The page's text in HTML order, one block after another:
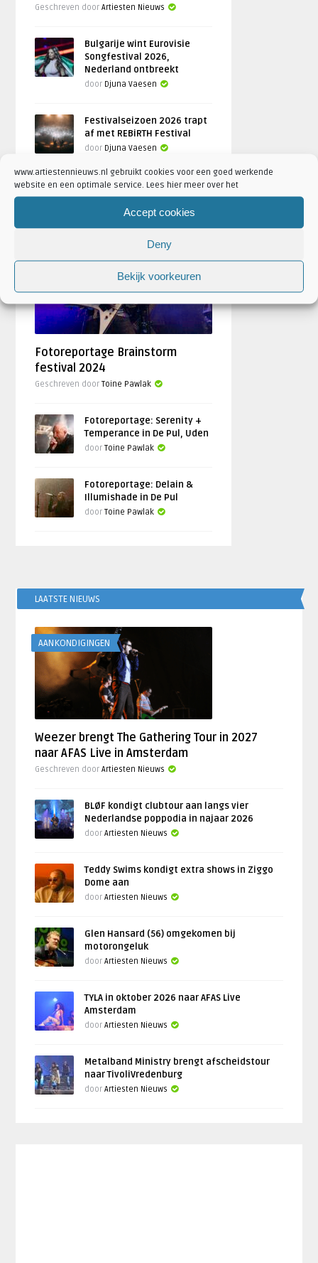
www.artiestennieuws.nl gebruikt cookies voor een goed werkende
website en een optimale service. Lees hier meer over het
Accept cookies
Deny
Bekijk voorkeuren
Geschreven doorArtiesten Nieuws
Bulgarije wint Eurovisie
Songfestival 2026,
Nederland ontbreekt
door Djuna Vaesen
Festivalseizoen 2026 trapt
af met REBiRTH Festival
door Djuna Vaesen
FEATURED
Fotoreportage Brainstorm
festival 2024
Geschreven doorToine Pawlak
Fotoreportage: Serenity +
Temperance in De Pul, Uden
doorToine Pawlak
Fotoreportage: Delain &
Illumishade in De Pul
doorToine Pawlak
LAATSTE NIEUWS
AANKONDIGINGEN
Weezer brengt The Gathering Tour in 2027
naar AFAS Live in Amsterdam
Geschreven doorArtiesten Nieuws
BLØF kondigt clubtour aan langs vier
Nederlandse poppodia in najaar 2026
doorArtiesten Nieuws
Teddy Swims kondigt extra shows in Ziggo
Dome aan
doorArtiesten Nieuws
Glen Hansard (56) omgekomen bij
motorongeluk
doorArtiesten Nieuws
TYLA in oktober 2026 naar AFAS Live
Amsterdam
doorArtiesten Nieuws
Metalband Ministry brengt afscheidstour
naar TivoliVredenburg
doorArtiesten Nieuws